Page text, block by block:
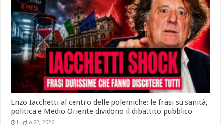
Enzo Iacchetti al centro delle polemiche: le frasi su sanità,
politica e Medio Oriente dividono il dibattito pubblico
Luglio 22, 2026